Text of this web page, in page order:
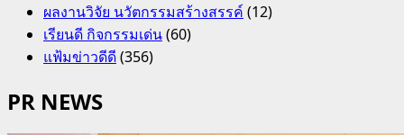
ผลงานวิจัย นวัตกรรมสร้างสรรค์(12)
เรียนดี กิจกรรมเด่น(60)
แฟ้มข่าวดีดี(356)
PR NEWS